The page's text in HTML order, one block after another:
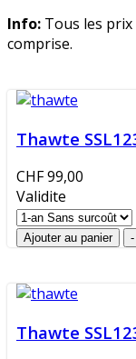
Info: Tous les
comprise.
Thawte
CHF 99,00
Validite
Thawte